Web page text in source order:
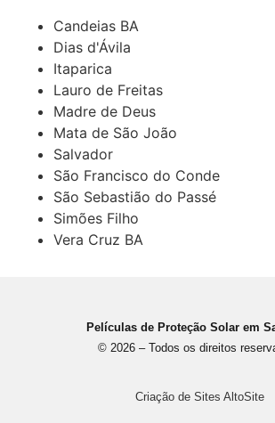
Candeias BA
Dias d'Ávila
Itaparica
Lauro de Freitas
Madre de Deus
Mata de São João
Salvador
São Francisco do Conde
São Sebastião do Passé
Simões Filho
Vera Cruz BA
Películas de Proteção Solar em
© 2026 – Todos os direitos
Criação de Sites AltoSite